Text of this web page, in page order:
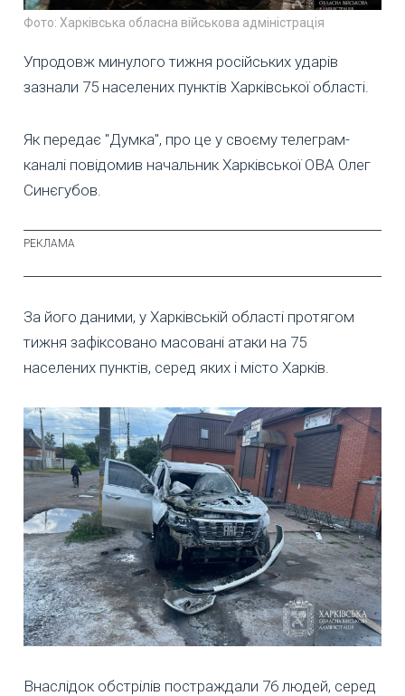
Фото: Харківська обласна військова адміністрація
Упродовж минулого тижня російських ударів
зазнали 75 населених пунктів Харківської області.
Як передає "Думка", про це у своєму телеграм-
каналі повідомив начальник Харківської ОВА Олег
Синєгубов.
За його даними, у Харківській області протягом
тижня зафіксовано масовані атаки на 75
населених пунктів, серед яких і місто Харків.
Внаслідок обстрілів постраждали 76 людей, серед